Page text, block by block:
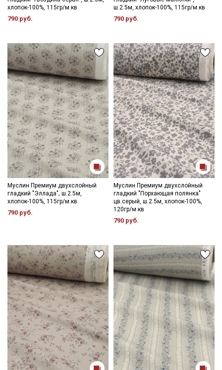
хлопок-100%, 115гр/м.кв
790 руб.
ш.2.5м, хлопок-100%, 115гр/м.кв
790 руб.
Муслин Премиум двухслойный
гладкий "Эллада", ш.2.5м,
хлопок-100%, 115гр/м.кв
790 руб.
Муслин Премиум двухслойный
гладкий "Порхающая полянка"
цв.серый, ш.2.5м, хлопок-100%,
120гр/м.кв
790 руб.
Подписаться
данных
ДаюСогласие на получение рекламных и
информационных рассылок